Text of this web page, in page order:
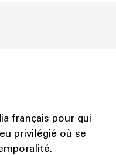
français pour qui
privilégié où se